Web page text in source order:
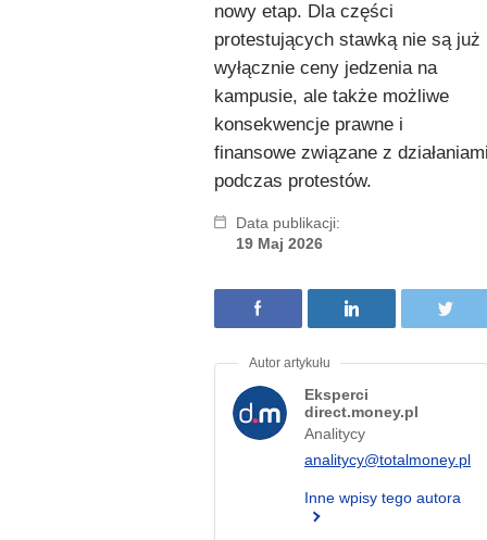
nowy etap. Dla części
protestujących stawką nie są już
wyłącznie ceny jedzenia na
kampusie, ale także możliwe
konsekwencje prawne i
finansowe związane z
podczas protestów.
Data publikacji:
19 Maj 2026
Eksperci
direct.money.pl
Analitycy
analitycy@totalmoney.pl
Inne wpisy tego autora